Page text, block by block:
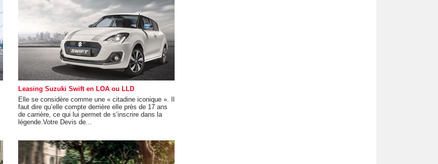
Leasing Suzuki Swift en LOA ou LLD
Elle se considère comme une « citadine iconique ». Il
faut dire qu’elle compte derrière elle près de 17 ans
de carrière, ce qui lui permet de s’inscrire dans la
légende.Votre Devis de...